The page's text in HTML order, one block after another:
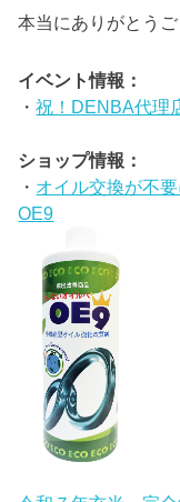
本当にありがとうご
イベント情報：
・祝！DENBA代理
ショップ情報：
・ オイル交換が不
OE9